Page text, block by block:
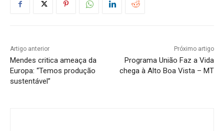
Artigo anterior
Mendes critica ameaça da
Europa: “Temos produção
sustentável”
Próximo artigo
Programa União Faz a Vida
chega à Alto Boa Vista – MT